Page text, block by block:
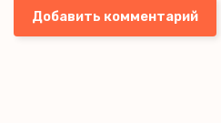
Добавить комментарий